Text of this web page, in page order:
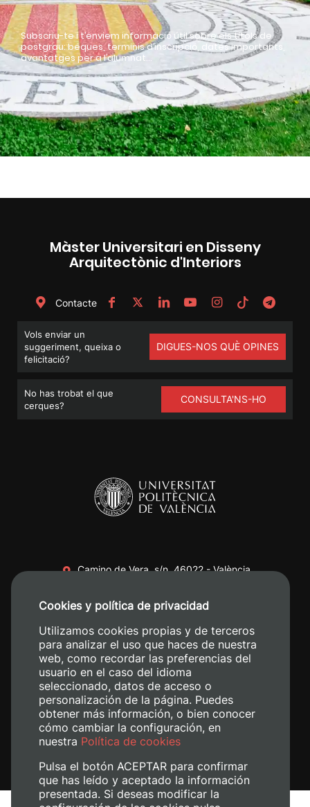
Subscriu-te i t’enviem informació útil sobre els títols de
postgrau: beques, terminis d’inscripció, dates importants,
avantatges per a l’alumnat…
Màster Universitari en Disseny
Arquitectònic d'Interiors
Contacte
Vols enviar un
suggeriment, queixa o
felicitació?
DIGUES-NOS QUÈ OPINES
No has trobat el que
cerques?
CONSULTA'NS-HO
Camino de Vera, s/n. 46022 - València
+34 620 04 00 50
Cookies y política de privacidad
Utilizamos cookies propias y de terceros
para analizar el uso que haces de nuestra
web, como recordar las preferencias del
usuario en el caso del idioma
seleccionado, datos de acceso o
personalización de la página. Puedes
obtener más información, o bien conocer
cómo cambiar la configuración, en
nuestra Política de cookies
Pulsa el botón ACEPTAR para confirmar
que has leído y aceptado la información
presentada. Si deseas modificar la